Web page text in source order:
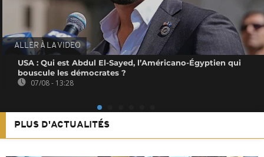
ALLER À LA VIDEO
USA : Qui est Abdul El-Sayed, l’Américano-Égyptien qui
bouscule les démocrates ?
07/08 - 13:28
PLUS D'ACTUALITÉS